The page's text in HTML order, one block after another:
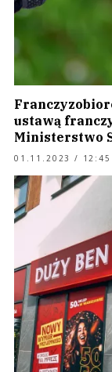
ustawą
Ministerstwo
01.11.2023 / 12:45